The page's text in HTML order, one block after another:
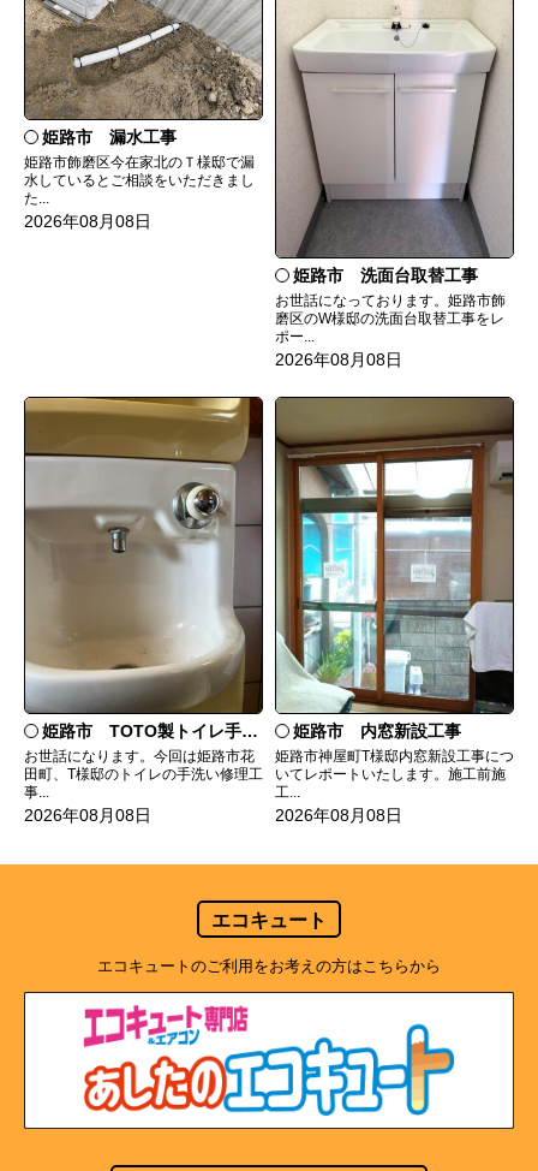
姫路市 漏水工事
姫路市飾磨区今在家北のＴ様邸で漏
水しているとご相談をいただきまし
た...
2026年08月08日
姫路市 洗面台取替工事
お世話になっております。姫路市飾
磨区のW様邸の洗面台取替工事をレ
ポー...
2026年08月08日
姫路市 TOTO製トイレ手洗いの水漏れ修理
お世話になります。今回は姫路市花
田町、T様邸のトイレの手洗い修理工
事...
2026年08月08日
姫路市 内窓新設工事
姫路市神屋町T様邸内窓新設工事につ
いてレポートいたします。施工前施
工...
2026年08月08日
エコキュート
エコキュートのご利用をお考えの方はこちらから